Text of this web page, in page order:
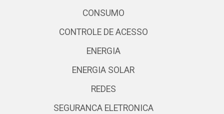
CONSUMO
CONTROLE DE ACESSO
ENERGIA
ENERGIA SOLAR
REDES
SEGURANCA ELETRONICA